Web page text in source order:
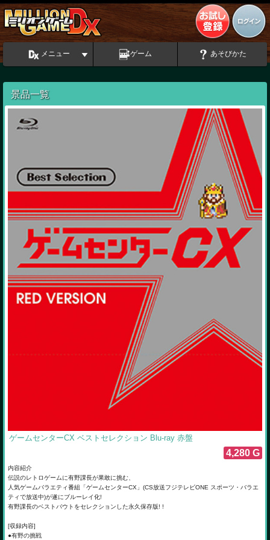
メニュー ゲーム あそびかた
景品一覧
ゲームセンターCX ベストセレクション Blu-ray 赤盤
4,280 G
内容紹介
伝説のレトロゲームに有野課長が果敢に挑む、
人気ゲームバラエティ番組「ゲームセンターCX」(CS放送フジテレビONE スポーツ・バラエ
ティで放送中)が遂にブルーレイ化!
有野課長のベストバウトをセレクションした永久保存版! !
[収録内容]
●有野の挑戦